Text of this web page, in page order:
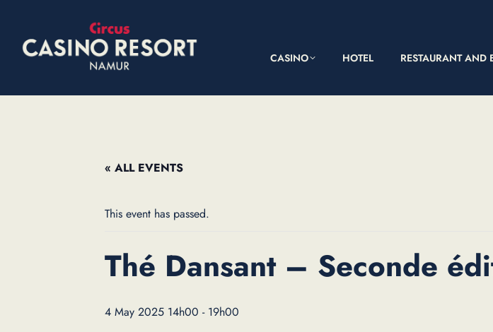
CASINO HOTEL RESTAURANT AND
« ALL EVENTS
This event has passed.
Thé Dansant – Seconde
4 May 2025 14h00 - 19h00